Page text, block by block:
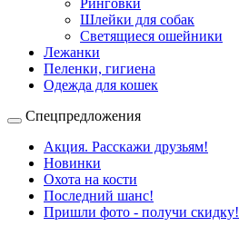
Ринговки
Шлейки для собак
Светящиеся ошейники
Лежанки
Пеленки, гигиена
Одежда для кошек
Спецпредложения
Акция. Расскажи друзьям!
Новинки
Охота на кости
Последний шанс!
Пришли фото - получи скидку!